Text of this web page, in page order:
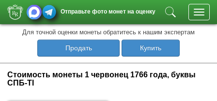
Отправьте фото монет на оценку
Для точной оценки монеты обратитесь к нашим экспертам
Продать Купить
Стоимость монеты 1 червонец 1766 года, буквы
СПБ-TI